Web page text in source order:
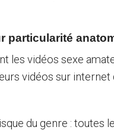
particularité
les vidéos sexe
vidéos sur
du genre : toutes